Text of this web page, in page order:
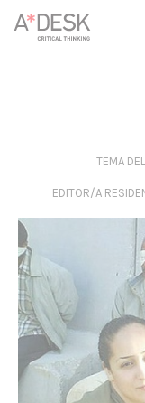
crees también en
seguir adelante.
apoyarlo.
TEMA
EDITOR/A